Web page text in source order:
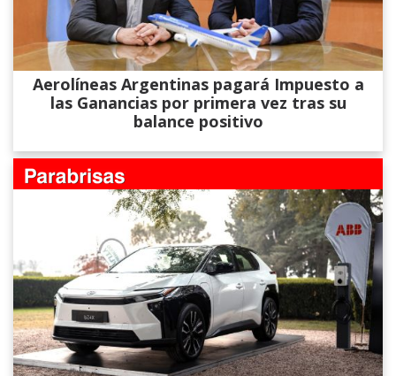
Aerolíneas Argentinas pagará Impuesto a
las Ganancias por primera vez tras su
balance positivo